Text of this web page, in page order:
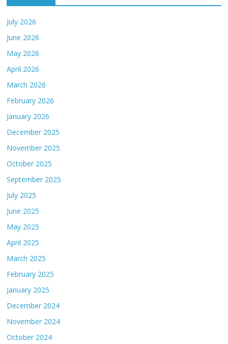
July 2026
June 2026
May 2026
April 2026
March 2026
February 2026
January 2026
December 2025
November 2025
October 2025
September 2025
July 2025
June 2025
May 2025
April 2025
March 2025
February 2025
January 2025
December 2024
November 2024
October 2024